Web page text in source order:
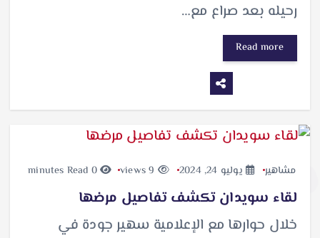
رحيله بعد صراع مع…
Read more
مشاهير يوليو 24, 2024 0 minutes Read
لقاء سويدان تكشف تفاصيل مرضها
خلال حوارها مع الإعلامية سهير جودة في